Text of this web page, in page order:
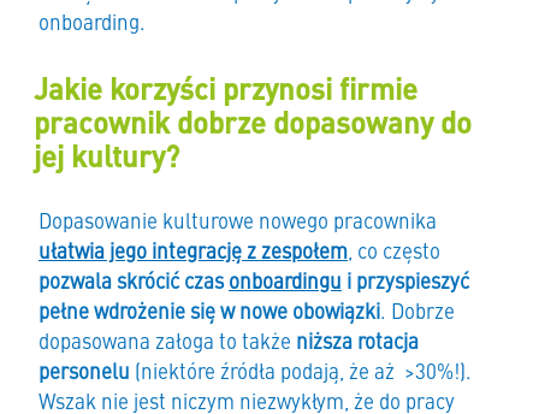
onboarding.
Jakie korzyści przynosi firmie
pracownik dobrze dopasowany do
jej kultury?
Dopasowanie kulturowe nowego pracownika
ułatwia jego integrację z zespołem, co często
pozwala skrócić czasonboardingu i przyspieszyć
pełne wdrożenie się w nowe obowiązki. Dobrze
dopasowana załoga to także niższa rotacja
personelu (niektóre źródła podają, że aż >30%!).
Wszak nie jest niczym niezwykłym, że do pracy